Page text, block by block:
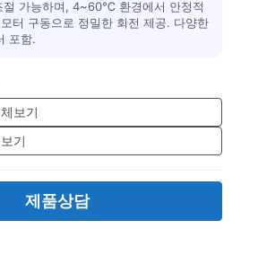
가능하며, 4~60℃ 환경에서 안정적
터 구동으로 정밀한 회전 제공. 다양한
포함.
보기
기
제품상담